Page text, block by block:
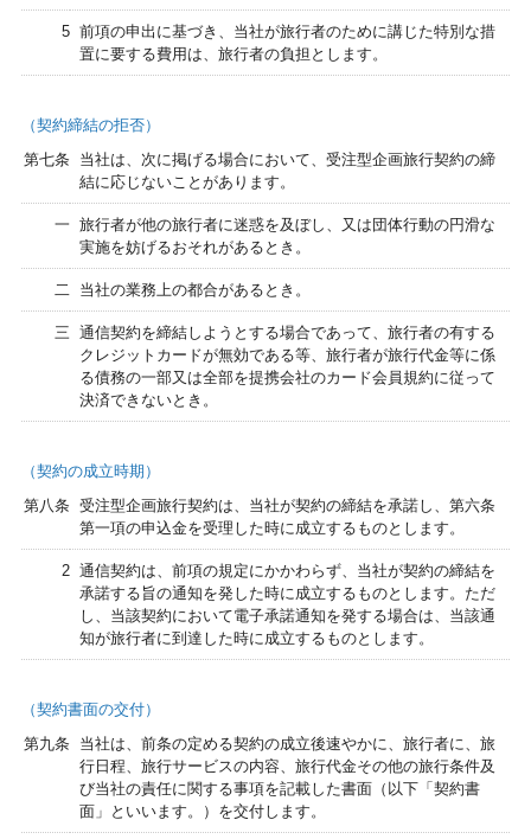
5 前項の申出に基づき、当社が旅行者のために講じた特別な措
置に要する費用は、旅行者の負担とします。
（契約締結の拒否）
第七条
当社は、次に掲げる場合において、受注型企画旅行契約の締
結に応じないことがあります。
一 旅行者が他の旅行者に迷惑を及ぼし、又は団体行動の円滑な
実施を妨げるおそれがあるとき。
二 当社の業務上の都合があるとき。
三 通信契約を締結しようとする場合であって、旅行者の有する
クレジットカードが無効である等、旅行者が旅行代金等に係
る債務の一部又は全部を提携会社のカード会員規約に従って
決済できないとき。
（契約の成立時期）
第八条 受注型企画旅行契約は、当社が契約の締結を承諾し、第六条
第一項の申込金を受理した時に成立するものとします。
2 通信契約は、前項の規定にかかわらず、当社が契約の締結を
承諾する旨の通知を発した時に成立するものとします。ただ
し、当該契約において電子承諾通知を発する場合は、当該通
知が旅行者に到達した時に成立するものとします。
（契約書面の交付）
第九条
当社は、前条の定める契約の成立後速やかに、旅行者に、旅
行日程、旅行サービスの内容、旅行代金その他の旅行条件及
び当社の責任に関する事項を記載した書面（以下「契約書
面」といいます。）を交付します。